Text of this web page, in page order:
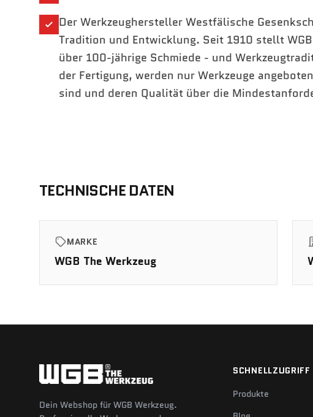
Der Werkzeughersteller Westfälische
Tradition und Entwicklung. Seit 1910 stellt
über 100-jährige Schmiede - und
der Fertigung, werden nur Werkzeuge
sind und deren Qualität über die
TECHNISCHE DATEN
MARKE
WGB The Werkzeug
Dein Webshop für WGB Werkzeug.
SCHNELLZUGRIFF
Produkte